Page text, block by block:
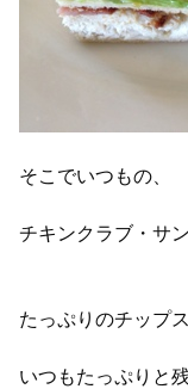
そこでいつもの、
チキンクラブ・サ
たっぷりのチップ
いつもたっぷりと